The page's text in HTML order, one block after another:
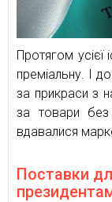
Протягом усієї
преміальну. І
за прикраси з
за товари
вдавалися
Поставки